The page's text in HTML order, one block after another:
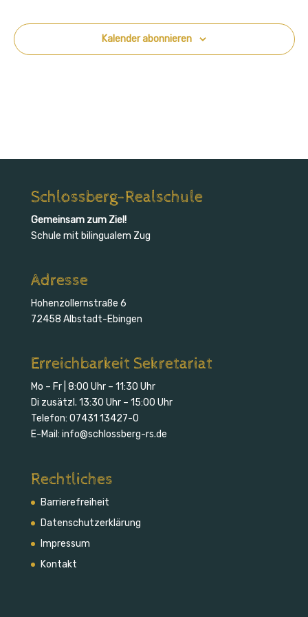
Kalender abonnieren
Schlossberg-Realschule
Gemeinsam zum Ziel!
Schule mit bilingualem Zug
Adresse
Hohenzollernstraße 6
72458 Albstadt-Ebingen
Erreichbarkeit Sekretariat
Mo – Fr | 8:00 Uhr – 11:30 Uhr
Di zusätzl. 13:30 Uhr – 15:00 Uhr
Telefon: 07431 13427-0
E-Mail: info@schlossberg-rs.de
Rechtliches
Barrierefreiheit
Daten­schutz­erklärung
Impressum
Kontakt